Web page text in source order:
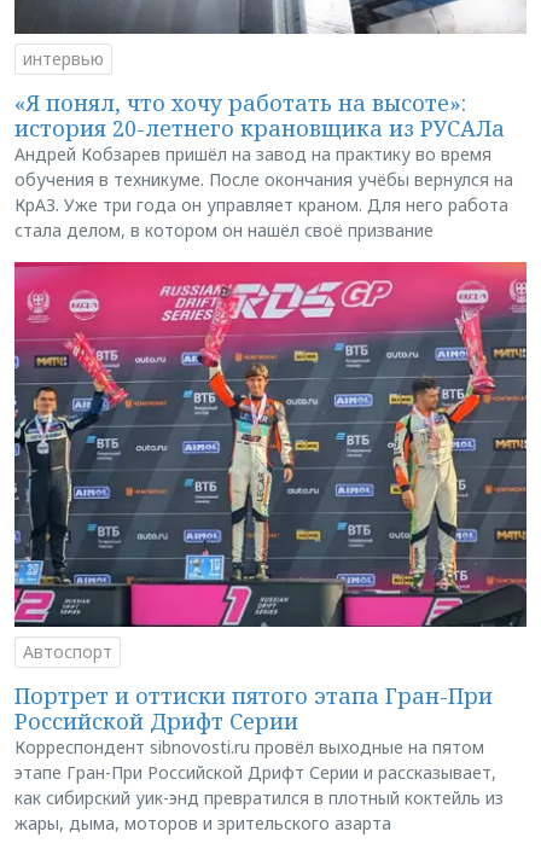
интервью
«Я понял, что хочу работать на высоте»:
история 20-летнего крановщика из РУСАЛа
Андрей Кобзарев пришёл на завод на практику во время
обучения в техникуме. После окончания учёбы вернулся на
КрАЗ. Уже три года он управляет краном. Для него работа
стала делом, в котором он нашёл своё призвание
Автоспорт
Портрет и оттиски пятого этапа Гран-При
Российской Дрифт Серии
Корреспондент sibnovosti.ru провёл выходные на пятом
этапе Гран-При Российской Дрифт Серии и рассказывает,
как сибирский уик-энд превратился в плотный коктейль из
жары, дыма, моторов и зрительского азарта